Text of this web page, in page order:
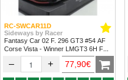
RC-SWCAR11D
Sideways by Racer
Fantasy Car 02 F. 296 GT3 #54 AF
Corse Vista - Winner LMGT3 6H Fuji
– + 77,90€